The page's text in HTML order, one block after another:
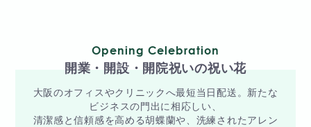
Opening Celebration
開業・開設・開院祝いの祝い花
大阪のオフィスやクリニックへ最短当日配送。新たな
ビジネスの門出に相応しい、
清潔感と信頼感を高める胡蝶蘭や、洗練されたアレン